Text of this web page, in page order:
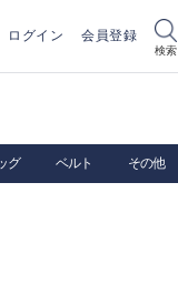
ログイン 会員登録
検索
グ ベルト その他